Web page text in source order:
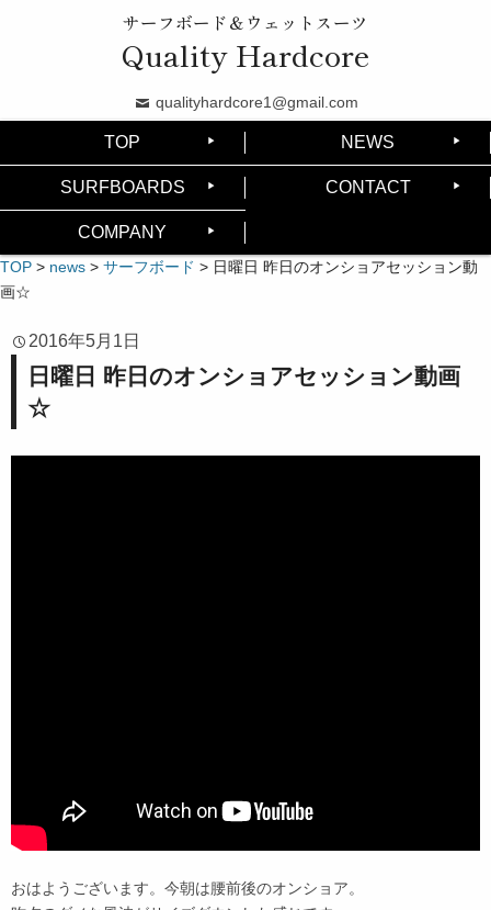
サーフボード＆ウェットスーツ
Quality Hardcore
qualityhardcore1@gmail.com
TOP NEWS
SURFBOARDS CONTACT
COMPANY
TOP > news > サーフボード > 日曜日 昨日のオンショアセッション動
画☆
2016年5月1日
日曜日 昨日のオンショアセッション動画
☆
おはようございます。今朝は腰前後のオンショア。